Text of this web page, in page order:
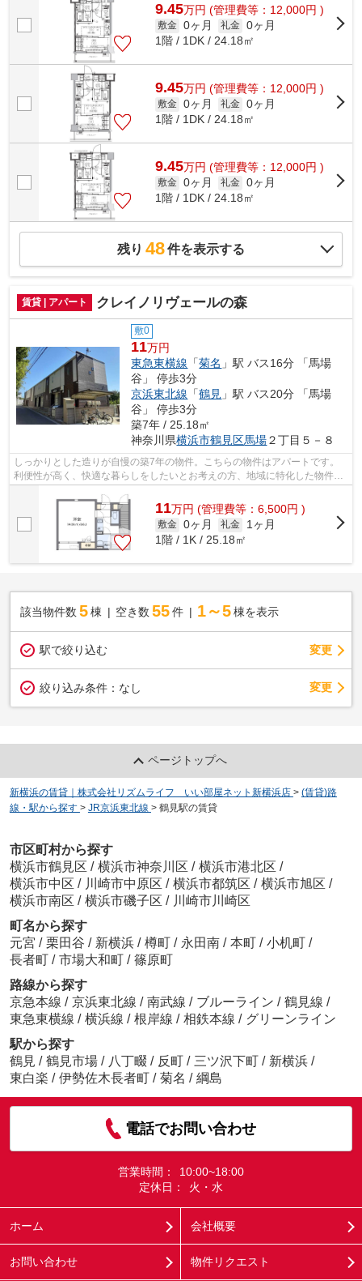
9.45万円 (管理費等：12,000円 )
敷金 0ヶ月 礼金 0ヶ月
1階 / 1DK / 24.18㎡
9.45万円 (管理費等：12,000円 )
敷金 0ヶ月 礼金 0ヶ月
1階 / 1DK / 24.18㎡
9.45万円 (管理費等：12,000円 )
敷金 0ヶ月 礼金 0ヶ月
1階 / 1DK / 24.18㎡
残り 48件を表示する
賃貸 | アパート クレイノリヴェールの森
敷0
11万円
東急東横線 「菊名 」駅 バス16分 「馬場
谷」 停歩3分
京浜東北線 「鶴見 」駅 バス20分 「馬場
谷」 停歩3分
築7年 / 25.18㎡
神奈川県横浜市鶴見区馬場２丁目５－８
しっかりとした造りが自慢の築7年の物件。こちらの物件はアパートです。
利便性が高く、快適な暮らしをしたいとお考えの方、地域に特化した物件情
報を持つ当社にお任せ下さい！確かな賃...
11万円 (管理費等：6,500円 )
敷金 0ヶ月 礼金
1ヶ月
1階 / 1K / 25.18㎡
該当物件数 5棟 空き数 55 件 1～5 棟を表示
駅で絞り込む 変更
絞り込み条件： なし 変更
ページトップへ
新横浜の賃貸｜株式会社リズムライフ いい部屋ネット新横浜店 > (賃貸)路
線・駅から探す > JR京浜東北線 > 鶴見駅の賃貸
市区町村から探す
横浜市鶴見区 / 横浜市神奈川区 / 横浜市港北区 /
横浜市中区 / 川崎市中原区 / 横浜市都筑区 / 横浜市旭区 /
横浜市南区 / 横浜市磯子区 / 川崎市川崎区
町名から探す
元宮 / 栗田谷 / 新横浜 / 樽町 / 永田南 / 本町 / 小机町 /
長者町 / 市場大和町 / 篠原町
路線から探す
京急本線 / 京浜東北線 / 南武線 / ブルーライン / 鶴見線 /
東急東横線 / 横浜線 / 根岸線 / 相鉄本線 / グリーンライン
駅から探す
鶴見 / 鶴見市場 / 八丁畷 / 反町 / 三ツ沢下町 / 新横浜 /
東白楽 / 伊勢佐木長者町 / 菊名 / 綱島
電話でお問い合わせ
営業時間：
10:00~18:00
定休日：
火・水
ホーム 会社概要
お問い合わせ 物件リクエスト